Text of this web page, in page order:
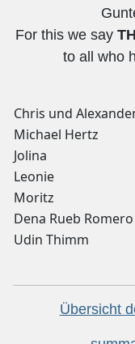
For this we say
to all who
Chris und
Michael Hertz
Jolina
Leonie
Moritz
Dena Rueb Romero
Udin Thimm
Übersicht